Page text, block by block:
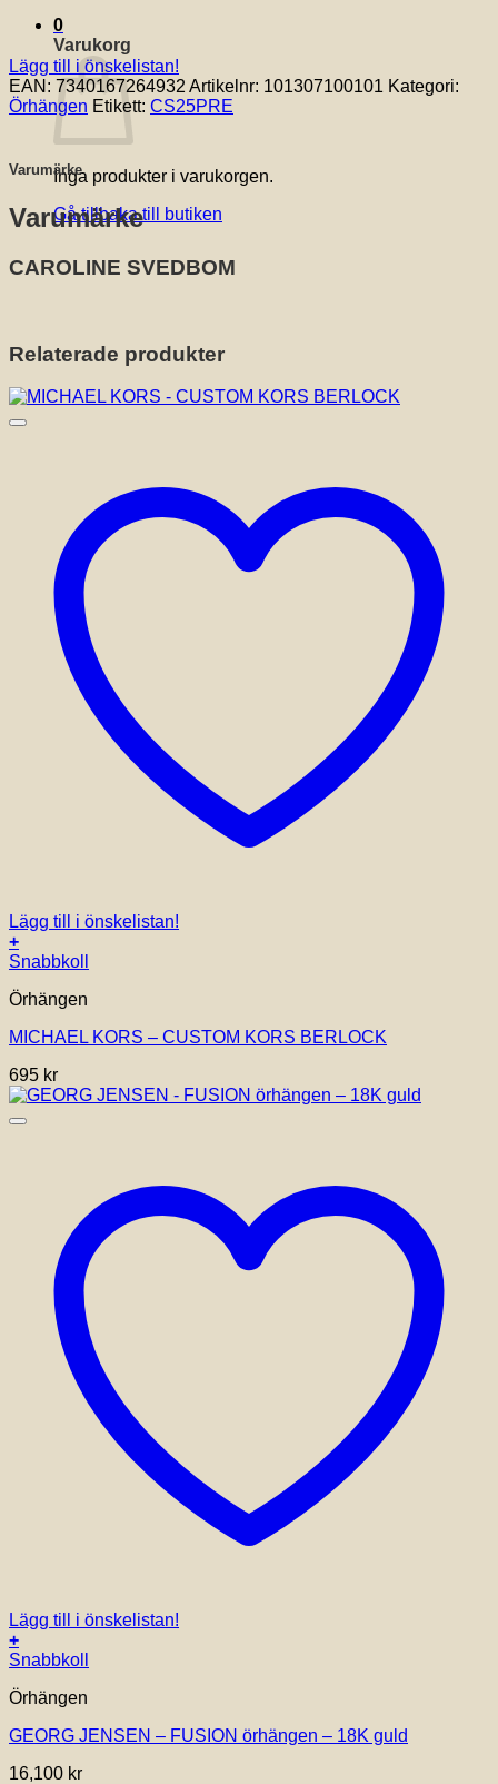
0
Varukorg
Inga produkter i varukorgen.
Gå tillbaka till butiken
Lägg till i önskelistan!
EAN: 7340167264932 Artikelnr: 101307100101 Kategori:
Örhängen Etikett: CS25PRE
Varumärke
Varumärke
CAROLINE SVEDBOM
Relaterade produkter
Lägg till i önskelistan!
+
Snabbkoll
Örhängen
MICHAEL KORS – CUSTOM KORS BERLOCK
695 kr
Lägg till i önskelistan!
+
Snabbkoll
Örhängen
GEORG JENSEN – FUSION örhängen – 18K guld
16,100 kr